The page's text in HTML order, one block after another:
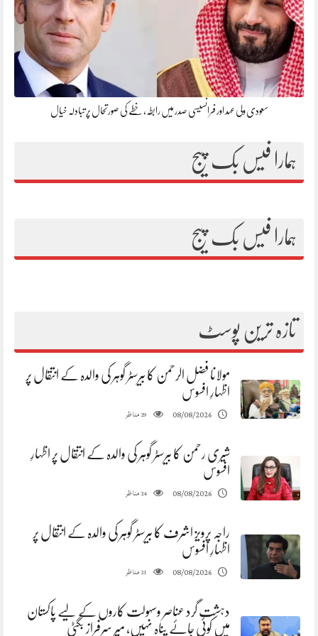
سعودی ولی عہد اور فرانسیسی صدر میں رابطہ، خطے کی صورتحال پر تبادلہ خیال
ہمارا فیس بک پیج
ہمارا فیس بک پیج
تازہ ترین پوسٹ
مولانا فضل الرحمن کا بیرسٹر گوہر کی والدہ کے انتقال پر
اظہارِ افسوس
08/08/2026
29مناظر
شیری رحمن کا بیرسٹر گوہر کی والدہ کے انتقال پر اظہارِ
افسوس
08/08/2026
24مناظر
راجہ پرویز اشرف کا بیرسٹر گوہر کی والدہ کے انتقال پر
اظہارِ افسوس
08/08/2026
21مناظر
دہشت گرد عناصر وسہولت کاروں کے لیے پاکستان
میں کوئی جائے پناہ نہیں، میر سرفراز بگٹی